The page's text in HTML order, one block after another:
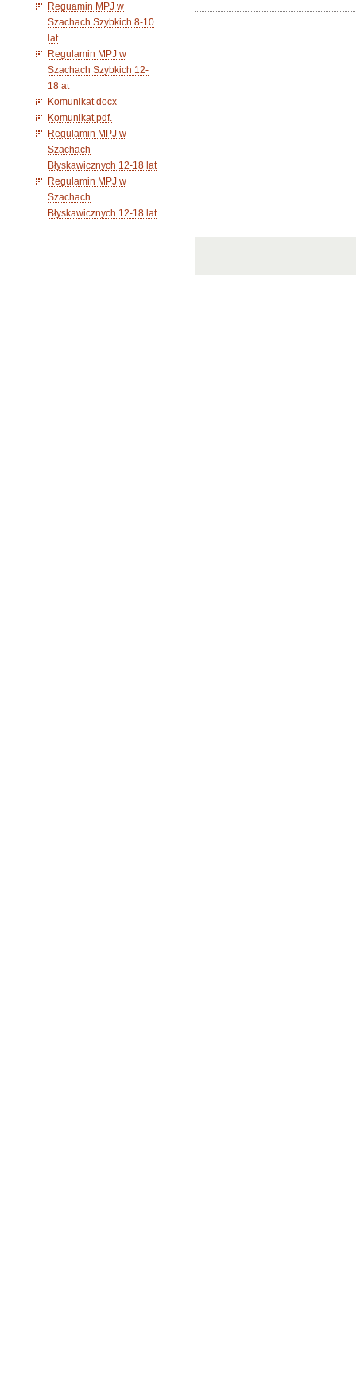
Reguamin MPJ w
Szachach Szybkich 8-10
lat
Regulamin MPJ w
Szachach Szybkich 12-
18 at
Komunikat docx
Komunikat pdf.
Regulamin MPJ w
Szachach
Błyskawicznych 12-18 lat
Regulamin MPJ w
Szachach
Błyskawicznych 12-18 lat